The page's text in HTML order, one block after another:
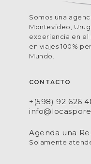
Somos una
Montevideo,
experiencia en el
en viajes 100%
Mundo.
CONTACTO
+(598) 92 626
Agenda una
Solamente